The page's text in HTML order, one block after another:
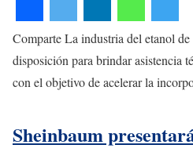
Comparte La industria del etanol
disposición para brindar asistencia
con el objetivo de acelerar la
Sheinbaum